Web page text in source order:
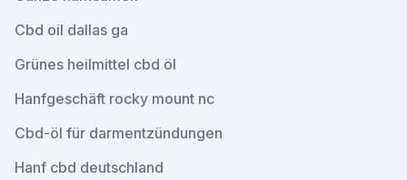
Cbd oil dallas ga
Grünes heilmittel cbd öl
Hanfgeschäft rocky mount nc
Cbd-öl für darmentzündungen
Hanf cbd deutschland